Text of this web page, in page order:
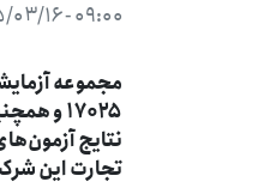
۰۹:۰۰ - ۱۴۰۵/۰۳/۱۶
تجارت این